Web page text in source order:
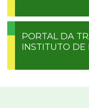
PORTAL DA
INSTITUTO DE